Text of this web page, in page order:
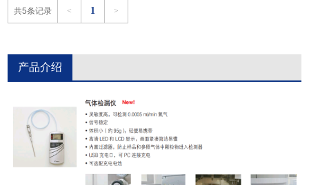
共5条记录 < 1 >
产品介绍